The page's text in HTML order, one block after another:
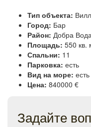
Тип объекта:
Город: Бар
Район: Добра
Площадь: 550 кв.
Спальни: 11
Парковка: есть
Вид на море: есть
Цена: 840000 €
Задайте